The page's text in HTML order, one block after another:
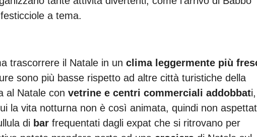
a tema.
trascorrere il Natale in un clima leggermente più
sono più basse rispetto ad altre città turistiche della
al Natale con vetrine e centri commerciali addobbati,
la vita notturna non è così animata, quindi non
di bar frequentati dagli expat che si ritrovano per